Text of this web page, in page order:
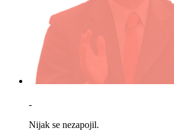
-
Nijak se nezapojil.